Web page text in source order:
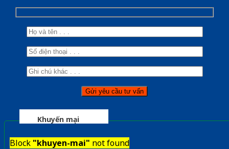
Khuyến mại
Block "khuyen-mai" not found